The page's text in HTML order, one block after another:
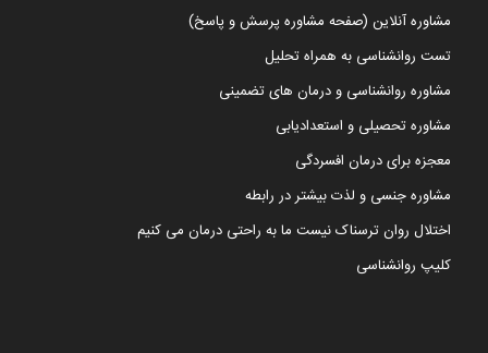
مشاوره آنلاین (صفحه مشاوره پرسش و پاسخ)
تست روانشناسی به همراه تحلیل
مشاوره روانشناسی و درمان های تضمینی
مشاوره تحصیلی و استعدادیابی
معجزه برای درمان افسردگی
مشاوره جنسی و لذت بیشتر در رابطه
اختلال روان ترسناک نیست ما به راحتی درمان می کنیم
کلیپ روانشناسی